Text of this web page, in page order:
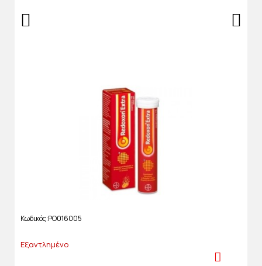
Κωδικός PO016005
Εξαντλημένο